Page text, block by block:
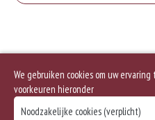
We gebruiken cookies om uw
voorkeuren hieronder
Noodzakelijke cookies (verplicht)